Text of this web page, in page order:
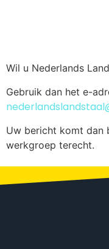
Wil u Nederlands
Gebruik dan het e-
Uw bericht komt dan
werkgroep terecht.